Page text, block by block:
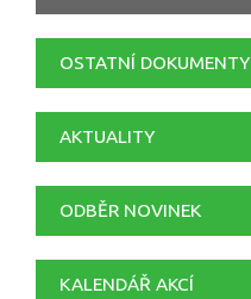
OSTATNÍ DOKUMENTY
AKTUALITY
ODBĚR NOVINEK
KALENDÁŘ AKCÍ